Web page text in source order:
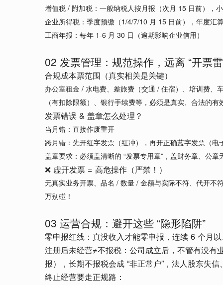
增值税 / 附加税：一般纳税人按月报（次月 15 日前），
企业所得税：季度预缴（1/4/7/10 月 15 日前），年度汇
工商年报：每年 1-6 月 30 日（逾期影响企业信用）
02 发票管理：规范操作，远离 “开票
合规成本票范围（真实相关是关键）
办公室租金 / 水电费、差旅费（交通 / 住宿）、培训费、
（有扣除限额）、银行手续费等，必须是真实、合法的有
发票错误 & 盖章怎么处理？
当月错：直接作废重开
跨月错：先开红字发票（红冲），再开正确蓝字发票（电
盖章要求：必须盖清晰的 “发票专用章”，盖财务章、公
❌ 虚开发票 = 高危操作（严禁！）
无真实业务开票、品名 / 数量 / 金额与实际不符、代开不
万别碰！
03 运营合规：避开这些 “隐形陷阱”
零申报红线：真没收入才能零申报，连续 6 个月
注册后未经营≠不报税：公司成立后，不管有没有
报），长期不报税会成 “非正常户”，法人股东失
终止经营要走正规路：